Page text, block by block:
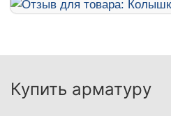
Купить арматуру